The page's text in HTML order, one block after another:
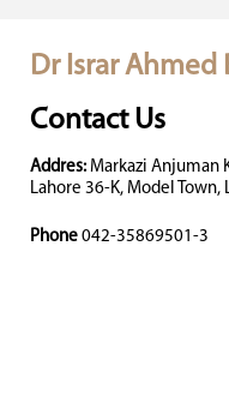
Dr Israr Ahmed
Contact Us
Addres: Markazi Anjuman
Lahore 36-K, Model Town,
Phone 042-35869501-3